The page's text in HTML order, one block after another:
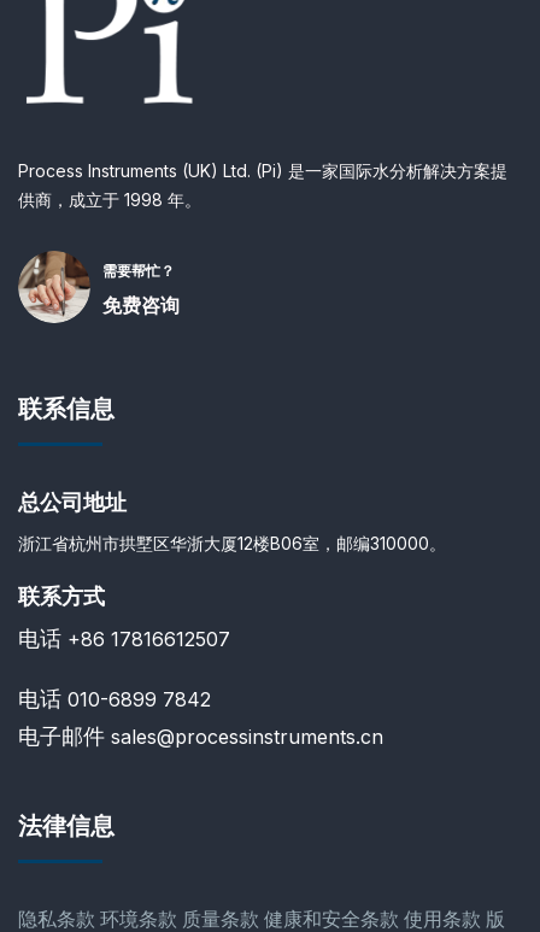
Process Instruments (UK) Ltd. (Pi) 是一家国际水分析解决方案提
供商，成立于 1998 年。
需要帮忙？
免费咨询
联系信息
总公司地址
浙江省杭州市拱墅区华浙大厦12楼B06室，邮编310000。
联系方式
电话 +86 17816612507
电话 010-6899 7842
电子邮件 sales@processinstruments.cn
法律信息
隐私条款 环境条款 质量条款 健康和安全条款 使用条款 版